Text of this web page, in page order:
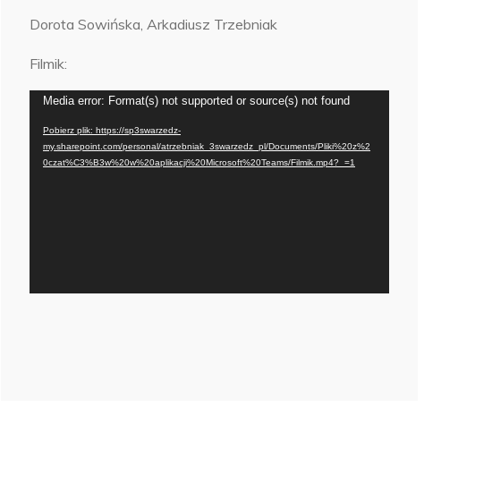
Dorota Sowińska, Arkadiusz Trzebniak
Filmik:
Odtwarzacz
video
Media error: Format(s) not supported or source(s) not found
Pobierz plik: https://sp3swarzedz-
my.sharepoint.com/personal/atrzebniak_3swarzedz_pl/Documents/Pliki%20z%2
0czat%C3%B3w%20w%20aplikacji%20Microsoft%20Teams/Filmik.mp4?_=1